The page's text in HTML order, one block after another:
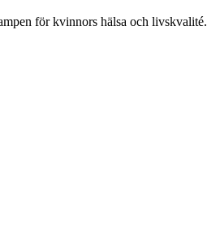
för kvinnors hälsa och livskvalité.